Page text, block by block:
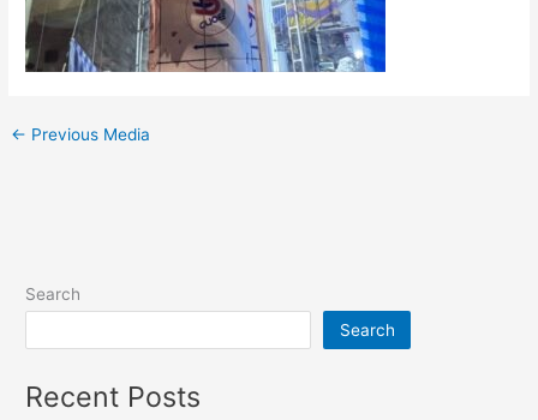
← Previous Media
Search
Search
Recent Posts